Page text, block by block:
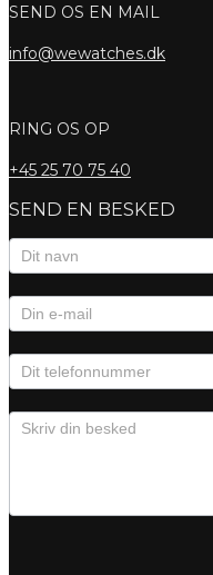
SEND OS EN MAIL
info@wewatches.dk
RING OS OP
+45 25 70 75 40
SEND EN BESKED
Kontaktformular